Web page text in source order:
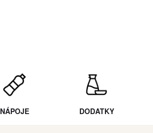
NÁPOJE DODATKY